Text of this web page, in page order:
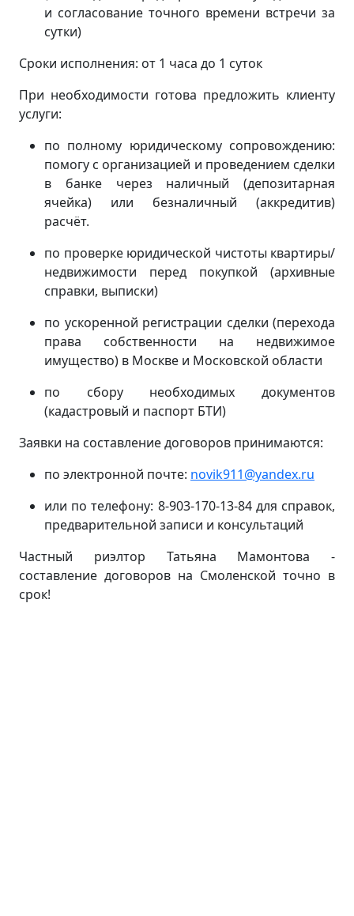
и согласование точного времени встречи за
сутки)
Сроки исполнения: от 1 часа до 1 суток
При необходимости готова предложить клиенту
услуги:
по полному юридическому сопровождению:
помогу с организацией и проведением сделки
в банке через наличный (депозитарная
ячейка) или безналичный (аккредитив)
расчёт.
по проверке юридической чистоты квартиры/
недвижимости перед покупкой (архивные
справки, выписки)
по ускоренной регистрации сделки (перехода
права собственности на недвижимое
имущество) в Москве и Московской области
по сбору необходимых документов
(кадастровый и паспорт БТИ)
Заявки на составление договоров принимаются:
по электронной почте: novik911@yandex.ru
или по телефону: 8-903-170-13-84 для справок,
предварительной записи и консультаций
Частный риэлтор Татьяна Мамонтова -
составление договоров на Смоленской точно в
срок!